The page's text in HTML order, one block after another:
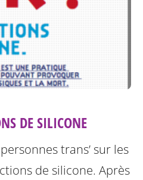
DE SILICONE
trans’ sur les
de silicone. Après